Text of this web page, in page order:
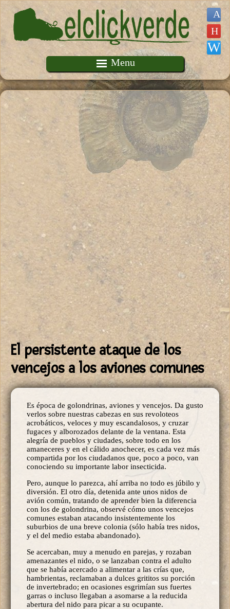
Pasar al contenido principal
Menu
El persistente ataque de los
vencejos a los aviones comunes
Es época de golondrinas, aviones y vencejos. Da gusto
verlos sobre nuestras cabezas en sus revoloteos
acrobáticos, veloces y muy escandalosos, y cruzar
fugaces y alborozados delante de la ventana. Esta
alegría de pueblos y ciudades, sobre todo en los
amaneceres y en el cálido anochecer, es cada vez más
compartida por los ciudadanos que, poco a poco, van
conociendo su importante labor insecticida.
Pero, aunque lo parezca, ahí arriba no todo es júbilo y
diversión. El otro día, detenida ante unos nidos de
avión común, tratando de aprender bien la diferencia
con los de golondrina, observé cómo unos vencejos
comunes estaban atacando insistentemente los
suburbios de una breve colonia (sólo había tres nidos,
y el del medio estaba abandonado).
Se acercaban, muy a menudo en parejas, y rozaban
amenazantes el nido, o se lanzaban contra el adulto
que se había acercado a alimentar a las crías que,
hambrientas, reclamaban a dulces grititos su porción
de invertebrado; en ocasiones esgrimían sus fuertes
garras o incluso llegaban a asomarse a la reducida
abertura del nido para picar a su ocupante.